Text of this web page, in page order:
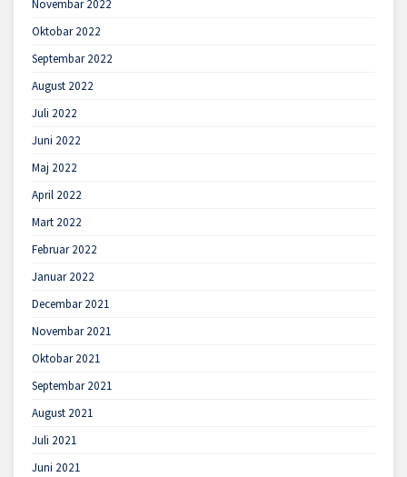
Novembar 2022
Oktobar 2022
Septembar 2022
August 2022
Juli 2022
Juni 2022
Maj 2022
April 2022
Mart 2022
Februar 2022
Januar 2022
Decembar 2021
Novembar 2021
Oktobar 2021
Septembar 2021
August 2021
Juli 2021
Juni 2021